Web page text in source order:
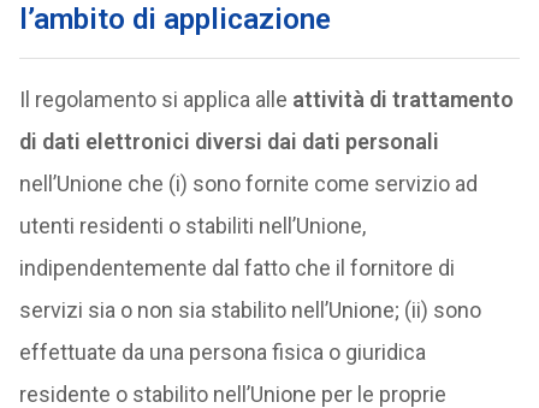
l’ambito di applicazione
Il regolamento si applica alle attività di trattamento
di dati elettronici diversi dai dati personali
nell’Unione che (i) sono fornite come servizio ad
utenti residenti o stabiliti nell’Unione,
indipendentemente dal fatto che il fornitore di
servizi sia o non sia stabilito nell’Unione; (ii) sono
effettuate da una persona fisica o giuridica
residente o stabilito nell’Unione per le proprie